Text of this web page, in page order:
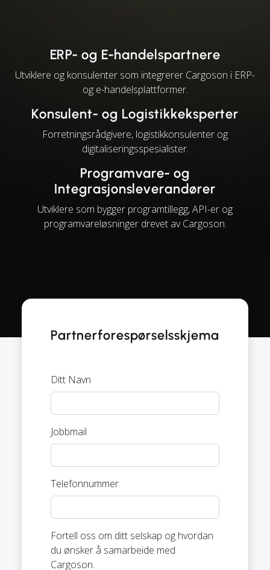
ERP- og E-handelspartnere
Utviklere og konsulenter som integrerer Cargoson i ERP-
og e-handelsplattformer.
Konsulent- og Logistikkeksperter
Forretningsrådgivere, logistikkonsulenter og
digitaliseringsspesialister.
Programvare- og
Integrasjonsleverandører
Utviklere som bygger programtillegg, API-er og
programvareløsninger drevet av Cargoson.
Partnerforespørselsskjema
Ditt Navn
Jobbmail
Telefonnummer
Fortell oss om ditt selskap og hvordan
du ønsker å samarbeide med
Cargoson.